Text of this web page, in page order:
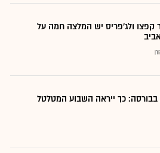
קפצו ולג'פריס יש המלצה חמה על
בבורסה: כך ייראה השבוע המטלטל